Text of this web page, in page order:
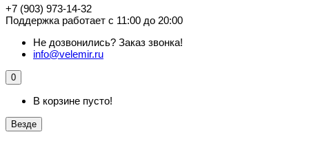
+7 (903) 973-14-32
Поддержка работает с 11:00 до 20:00
Не дозвонились? Заказ звонка!
info@velemir.ru
0
В корзине пусто!
Везде